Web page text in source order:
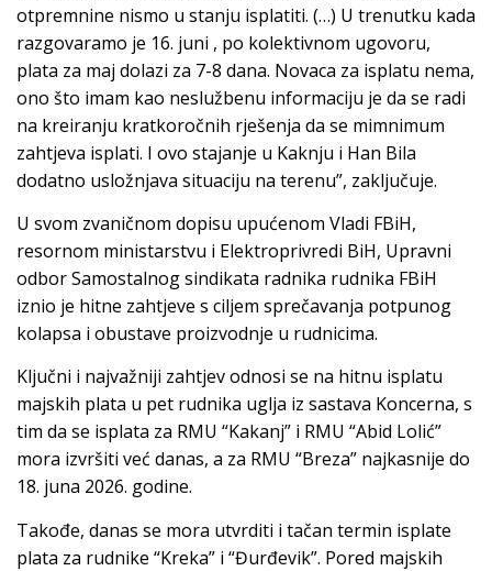
otpremnine nismo u stanju isplatiti. (…) U trenutku kada
razgovaramo je 16. juni , po kolektivnom ugovoru,
plata za maj dolazi za 7-8 dana. Novaca za isplatu nema,
ono što imam kao neslužbenu informaciju je da se radi
na kreiranju kratkoročnih rješenja da se mimnimum
zahtjeva isplati. I ovo stajanje u Kaknju i Han Bila
dodatno usložnjava situaciju na terenu”, zaključuje.
U svom zvaničnom dopisu upućenom Vladi FBiH,
resornom ministarstvu i Elektroprivredi BiH, Upravni
odbor Samostalnog sindikata radnika rudnika FBiH
iznio je hitne zahtjeve s ciljem sprečavanja potpunog
kolapsa i obustave proizvodnje u rudnicima.
Ključni i najvažniji zahtjev odnosi se na hitnu isplatu
majskih plata u pet rudnika uglja iz sastava Koncerna, s
tim da se isplata za RMU “Kakanj” i RMU “Abid Lolić”
mora izvršiti već danas, a za RMU “Breza” najkasnije do
18. juna 2026. godine.
Takođe, danas se mora utvrditi i tačan termin isplate
plata za rudnike “Kreka” i “Đurđevik”. Pored majskih